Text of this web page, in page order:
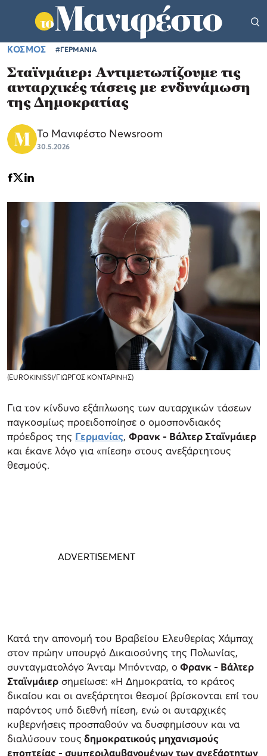
ΚΟΣΜΟΣ #ΓΕΡΜΑΝΙΑ
Σταϊνμάιερ: Αντιμετωπίζουμε τις
αυταρχικές τάσεις με ενδυνάμωση
της Δημοκρατίας
Το Μανιφέστο Newsroom
30.5.2026
(EUROKINISSI/ΓΙΩΡΓΟΣ ΚΟΝΤΑΡΙΝΗΣ)
Για τον κίνδυνο εξάπλωσης των αυταρχικών τάσεων
παγκοσμίως προειδοποίησε ο ομοσπονδιακός
πρόεδρος της Γερμανίας, Φρανκ - Βάλτερ Σταϊνμάιερ
και έκανε λόγο για «πίεση» στους ανεξάρτητους
θεσμούς.
Κατά την απονομή του Βραβείου Ελευθερίας Χάμπαχ
στον πρώην υπουργό Δικαιοσύνης της Πολωνίας,
συνταγματολόγο Άνταμ Μπόντναρ, ο Φρανκ - Βάλτερ
Σταϊνμάιερ σημείωσε: «Η Δημοκρατία, το κράτος
δικαίου και οι ανεξάρτητοι θεσμοί βρίσκονται επί του
παρόντος υπό διεθνή πίεση, ενώ οι αυταρχικές
κυβερνήσεις προσπαθούν να δυσφημίσουν και να
διαλύσουν τους δημοκρατικούς μηχανισμούς
εποπτείας - συμπεριλαμβανομένων των ανεξάρτητων